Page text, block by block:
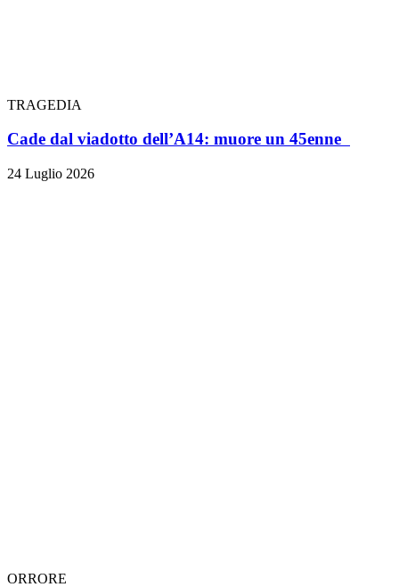
TRAGEDIA
Cade dal viadotto dell’A14: muore un 45enne
24 Luglio 2026
ORRORE